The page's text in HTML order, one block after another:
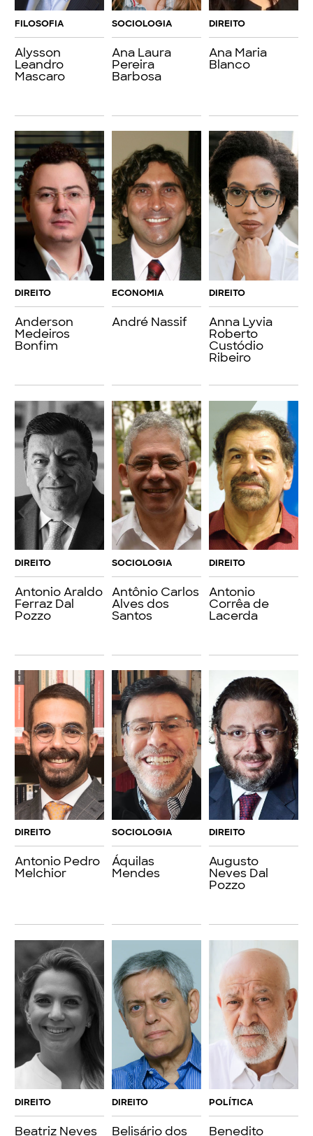
FILOSOFIA
Alysson
Leandro
Mascaro
SOCIOLOGIA
Ana Laura
Pereira
Barbosa
DIREITO
Ana Maria
Blanco
DIREITO
Anderson
Medeiros
Bonfim
ECONOMIA
André Nassif
DIREITO
Anna Lyvia
Roberto
Custódio
Ribeiro
DIREITO
Antonio Araldo
Ferraz Dal
Pozzo
SOCIOLOGIA
Antônio Carlos
Alves dos
Santos
DIREITO
Antonio
Corrêa de
Lacerda
DIREITO
Antonio Pedro
Melchior
SOCIOLOGIA
Áquilas
Mendes
DIREITO
Augusto
Neves Dal
Pozzo
DIREITO
Beatriz Neves
DIREITO
Belisário dos
POLÍTICA
Benedito